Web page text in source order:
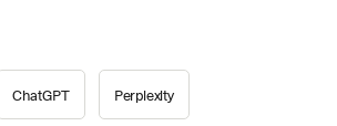
ChatGPT Perplexity